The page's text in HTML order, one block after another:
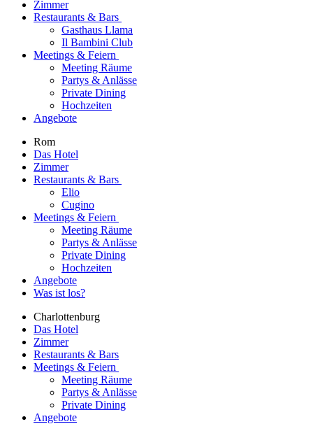
Zimmer
Restaurants & Bars
Gasthaus Llama
Il Bambini Club
Meetings & Feiern
Meeting Räume
Partys & Anlässe
Private Dining
Hochzeiten
Angebote
Rom
Das Hotel
Zimmer
Restaurants & Bars
Elio
Cugino
Meetings & Feiern
Meeting Räume
Partys & Anlässe
Private Dining
Hochzeiten
Angebote
Was ist los?
Charlottenburg
Das Hotel
Zimmer
Restaurants & Bars
Meetings & Feiern
Meeting Räume
Partys & Anlässe
Private Dining
Angebote